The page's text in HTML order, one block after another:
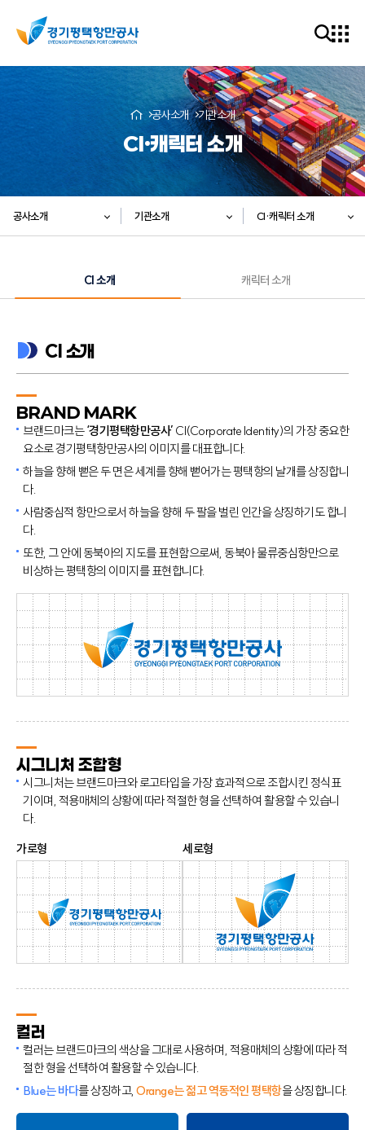
공사소개 기관소개
CI·캐릭터 소개
공사소개 기관소개 CI·캐릭터 소개
CI 소개 캐릭터 소개
CI 소개
BRAND MARK
브랜드마크는‘경기평택항만공사’ CI(Corporate Identity)의 가장 중요한
요소로 경기평택항만공사의 이미지를 대표합니다.
하늘을 향해 뻗은 두 면은 세계를 향해 뻗어가는 평택항의 날개를 상징합니
다.
사람중심적 항만으로서 하늘을 향해 두 팔을 벌린 인간을 상징하기도 합니
다.
또한, 그 안에 동북아의 지도를 표현함으로써, 동북아 물류중심항만으로
비상하는 평택항의 이미지를 표현합니다.
시그니처 조합형
시그니처는 브랜드마크와 로고타입을 가장 효과적으로 조합시킨 정식표
기이며, 적용매체의 상황에 따라 적절한 형을 선택하여 활용할 수 있습니
다.
가로형
세로형
컬러
컬러는 브랜드마크의 색상을 그대로 사용하며, 적용매체의 상황에 따라 적
절한 형을 선택하여 활용할 수 있습니다.
Blue는 바다를 상징하고, Orange는 젊고 역동적인 평택항을 상징합니다.